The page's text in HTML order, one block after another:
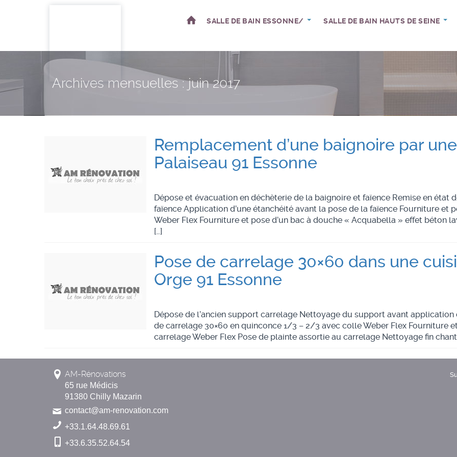
content
SALLE DE BAIN ESSONNE/ SALLE DE BAIN HAUTS DE SEINE
Archives mensuelles : juin 2017
Remplacement d’une baignoire par
Palaiseau 91 Essonne
Dépose et évacuation en déchèterie de la baignoire et faïence Remise en état
faïence Application d’une étanchéité avant la pose de la faïence Fourniture et
Weber Flex Fourniture et pose d’un bac à douche « Acquabella » effet béton
[…]
Pose de carrelage 30×60 dans une
Orge 91 Essonne
Dépose de l’ancien support carrelage Nettoyage du support avant application
de carrelage 30×60 en quinconce 1/3 – 2/3 avec colle Weber Flex Fourniture
carrelage Weber Flex Pose de plainte assortie au carrelage Nettoyage fin
AM-Rénovations
65 rue Médicis
91380 Chilly Mazarin
contact@am-renovation.com
+33.1.64.48.69.61
+33.6.35.52.64.54